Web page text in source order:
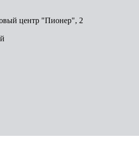
центр "Пионер", 2